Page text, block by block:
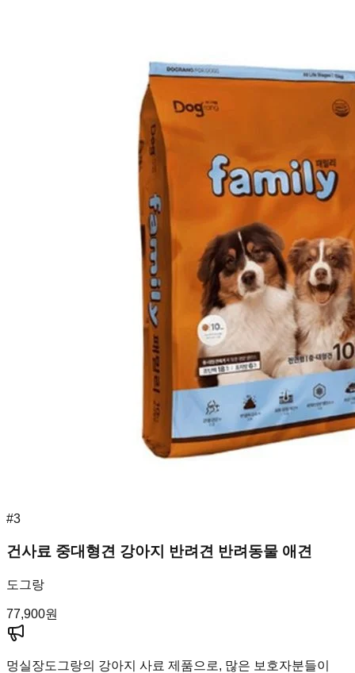
#3
건사료 중대형견 강아지 반려견 반려동물 애견
도그랑
77,900원
멍실장도그랑의 강아지 사료 제품으로, 많은 보호자분들이